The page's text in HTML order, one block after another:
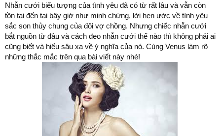
Nhẫn cưới biểu tượng của tình yêu đã có từ rất lâu và vẫn còn
tồn tại đến tại bây giờ như minh chứng, lời hẹn ước về tình yêu
sắc son thủy chung của đôi vợ chồng. Nhưng chiếc nhẫn cưới
bắt nguồn từ đâu và cách đeo nhẫn cưới thế nào thì không phải ai
cũng biết và hiểu sâu xa về ý nghĩa của nó. Cùng Venus làm rõ
những thắc mắc trên qua bài viết này nhé!